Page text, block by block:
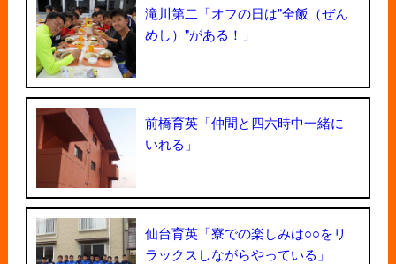
滝川第二「オフの日は"全飯（ぜん
めし）"がある！」
前橋育英「仲間と四六時中一緒に
いれる」
仙台育英「寮での楽しみは○○をリ
ラックスしながらやっている」